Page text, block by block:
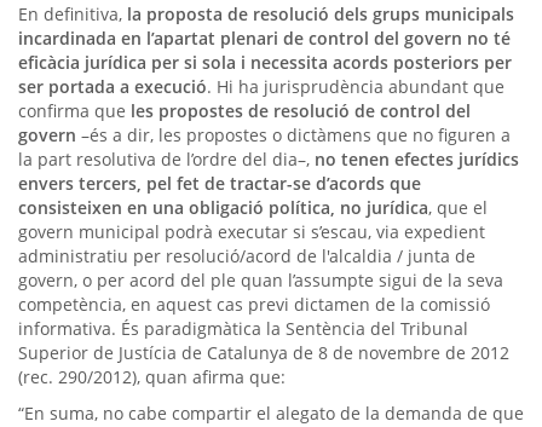
En definitiva, la proposta de resolució dels grups municipals
incardinada en l’apartat plenari de control del govern no té
eficàcia jurídica per si sola i necessita acords posteriors per
ser portada a execució. Hi ha jurisprudència abundant que
confirma que les propostes de resolució de control del
govern –és a dir, les propostes o dictàmens que no figuren a
la part resolutiva de l’ordre del dia–, no tenen efectes jurídics
envers tercers, pel fet de tractar-se d’acords que
consisteixen en una obligació política, no jurídica, que el
govern municipal podrà executar si s’escau, via expedient
administratiu per resolució/acord de l'alcaldia / junta de
govern, o per acord del ple quan l’assumpte sigui de la seva
competència, en aquest cas previ dictamen de la comissió
informativa. És paradigmàtica la Sentència del Tribunal
Superior de Justícia de Catalunya de 8 de novembre de 2012
(rec. 290/2012), quan afirma que:
“En suma, no cabe compartir el alegato de la demanda de que